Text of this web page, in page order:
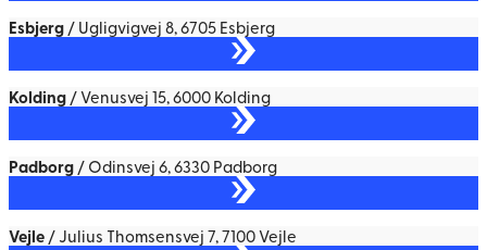
Esbjerg/ Ugligvigvej 8, 6705 Esbjerg
Kolding/ Venusvej 15, 6000 Kolding
Padborg/ Odinsvej 6, 6330 Padborg
Vejle/ Julius Thomsensvej 7, 7100 Vejle